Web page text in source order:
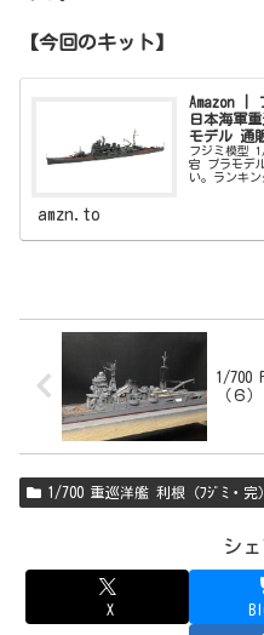
【今回のキット】
Amazon |
日本海軍
モデル 通
フジミ模型
宕 プラモデ
い。ランキ
amzn.to
1/700
（６）
1/700 重巡洋艦 利根（ﾌｼﾞﾐ・完）
シ
X